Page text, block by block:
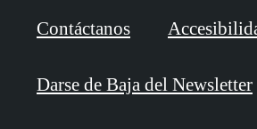
Contáctanos
Darse de Baja del Newsletter